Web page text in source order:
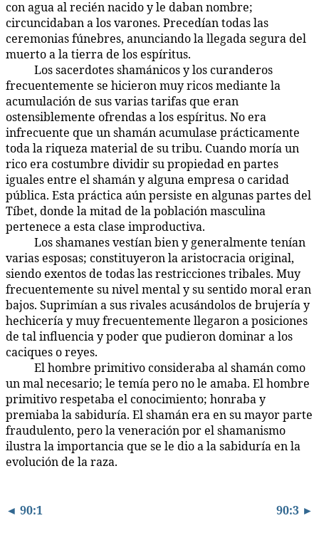
con agua al recién nacido y le daban nombre;
circuncidaban a los varones. Precedían todas las
ceremonias fúnebres, anunciando la llegada segura del
muerto a la tierra de los espíritus.
Los sacerdotes shamánicos y los curanderos
frecuentemente se hicieron muy ricos mediante la
acumulación de sus varias tarifas que eran
ostensiblemente ofrendas a los espíritus. No era
infrecuente que un shamán acumulase prácticamente
toda la riqueza material de su tribu. Cuando moría un
rico era costumbre dividir su propiedad en partes
iguales entre el shamán y alguna empresa o caridad
pública. Esta práctica aún persiste en algunas partes del
Tíbet, donde la mitad de la población masculina
pertenece a esta clase improductiva.
Los shamanes vestían bien y generalmente tenían
varias esposas; constituyeron la aristocracia original,
siendo exentos de todas las restricciones tribales. Muy
frecuentemente su nivel mental y su sentido moral eran
bajos. Suprimían a sus rivales acusándolos de brujería y
hechicería y muy frecuentemente llegaron a posiciones
de tal influencia y poder que pudieron dominar a los
caciques o reyes.
El hombre primitivo consideraba al shamán como
un mal necesario; le temía pero no le amaba. El hombre
primitivo respetaba el conocimiento; honraba y
premiaba la sabiduría. El shamán era en su mayor parte
fraudulento, pero la veneración por el shamanismo
ilustra la importancia que se le dio a la sabiduría en la
evolución de la raza.
◄ 90:1 90:3 ►